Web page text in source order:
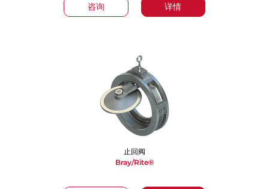
咨询 详情
止回阀
Bray/Rite®